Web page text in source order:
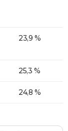
23,9 %
25,3 %
24,8 %